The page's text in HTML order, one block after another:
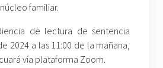
familiar.
de lectura de sentencia
2024 a las 11:00 de la mañana,
vía plataforma Zoom.